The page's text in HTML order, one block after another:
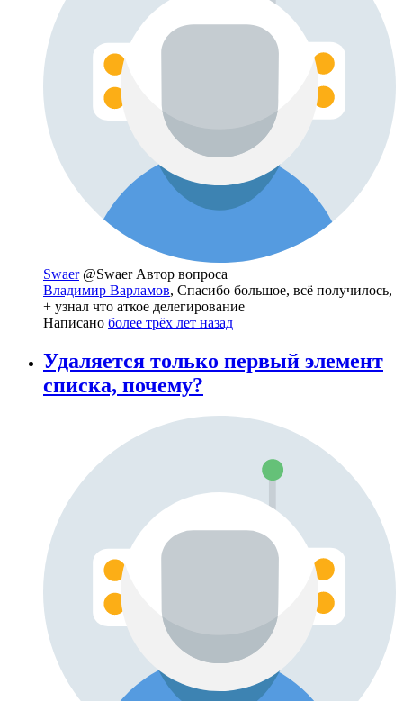
Swaer @Swaer Автор вопроса
Владимир Варламов, Спасибо большое, всё получилось,
+ узнал что аткое делегирование
Написано более трёх лет назад
Удаляется только первый элемент
списка, почему?